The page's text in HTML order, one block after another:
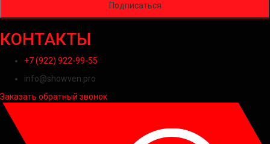
КОНТАКТЫ
+7 (922) 922-99-55
info@showven.pro
Заказать обратный звонок